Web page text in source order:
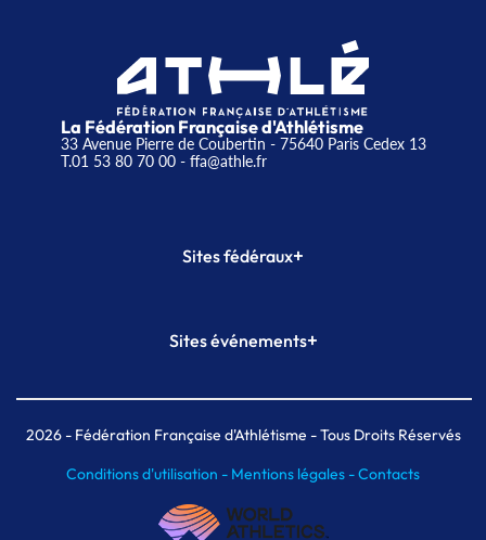
La Fédération Française d'Athlétisme
33 Avenue Pierre de Coubertin - 75640 Paris Cedex 13
T.01 53 80 70 00- ffa@athle.fr
Sites fédéraux+
Plateforme Formation
Sites événements+
Meeting de Paris indoor
MAIF Ekiden de Paris
2026- Fédération Française d'Athlétisme - Tous Droits Réservés
Conditions d'utilisation - Mentions légales -Contacts